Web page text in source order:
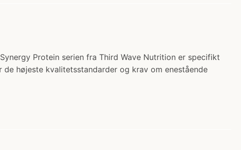
Protein serien fra Third Wave Nutrition er specifikt
højeste kvalitetsstandarder og krav om enestående